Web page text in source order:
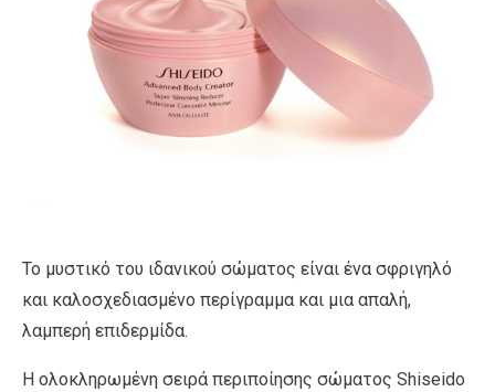
Το μυστικό του ιδανικού σώματος είναι ένα σφριγηλό
και καλοσχεδιασμένο περίγραμμα και μια απαλή,
λαμπερή επιδερμίδα.
Η ολοκληρωμένη σειρά περιποίησης σώματος Shiseido